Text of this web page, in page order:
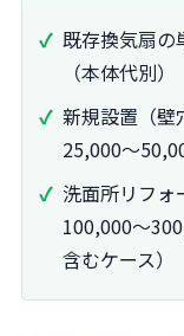
既存換気扇の
（本体代別）
新規設置（壁
25,000～
洗面所リフォ
100,000～
含むケース）